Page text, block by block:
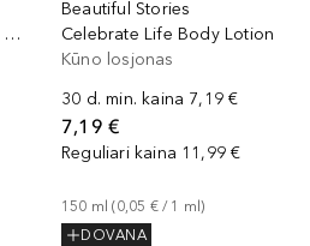
No. 450 Rosemary & Sage Body Lotion
Beautiful Stories
Celebrate Life Body Lotion
Kūno losjonas
30 d. min. kaina 7,19 €
7,19 €
Reguliari kaina 11,99 €
150 ml (0,05 € / 1 ml)
DOVANA